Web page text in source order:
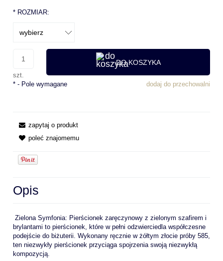
* ROZMIAR:
szt.
DO KOSZYKA
dodaj do przechowalni
* - Pole wymagane
zapytaj o produkt
poleć znajomemu
Opis
Zielona Symfonia: Pierścionek zaręczynowy z zielonym szafirem i
brylantami to pierścionek, które w pełni odzwierciedla współczesne
podejście do biżuterii. Wykonany ręcznie w żółtym złocie próby 585,
ten niezwykły pierścionek przyciąga spojrzenia swoją niezwykłą
kompozycją.